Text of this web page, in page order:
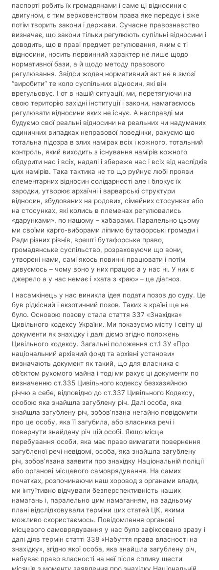
паспорті робить їх громадянами і саме ці відносини є
двигуном, є тим верховенством права яке передує і вже
потім творить закони і держави. Сучасне правознавство
визначає, що закони тільки регулюють супільні відносини і
доводить, що в праві предмет регулювання, яким є ті
відносини, носить первинний характер не лише щодо
нормативної бази, а й щодо методу правового
регулювання. Звідси жоден нормативний акт не в змозі
“виробити” те коло суспільних відносин, які він
врегульовує. І от в нашій ситуації, ми, перетягуючи на
свою територію західні інституції і закони, намагаємось
регулювати відносини яких не існує. А насправді ми
будуємо свої реальні відносини на реальних чи надуманих
одиничних випадках неправової поведінки, рахуємо що
тотальна підозра в злих намірах всіх і кожного, тотальний
контроль, який виходить з існування намірів кожного
обдурити нас і всіх, надалі і збереже нас і всіх від наслідків
цих намірів. Така тактика не то що руйнує любі прояви
елементарних відносин солідарності але і блокує їх
зародки, утворює архаїчні і варварські структури
відносин, збудованих на родових, сімейних стосунках або
на стосунках, які колись в племенах регулювались
«дарунками», по нашому – хабарами. Паралельно цьому
ми своїми карго-виборами ліпимо бутафорські громади і
Ради різних рівнів, врешті бутафорське право,
громадянське суспільство, розраховуючи що вони,
утворені нами, самі якось повинні працювати і потім
дивуємось – чому воно у них працює а у нас ні. У них є
джерело а у нас немає і «хата з краю» – це діагноз.
І насамкінець у нас виникла ідея подати позов до суду. Це
був рідкісний і екзотичний позов. Таких в країні ще не
було. Основою позову стала стаття 337 «Знахідка»
Цивільного кодексу України. Ми показуємо місту і світу ці
документи як знахідку і далі діємо згідно положень
Цивільного кодексу. Загальні положення ст.1 ЗУ «Про
національний архівний фонд та архівні установи»
визначають документ як такий, що для власника є
об’єктом рухомого майна і тоді ми рахує ці документи по
визначенню ст.335 Цивільного кодексу безхазяйною
річчю а себе, відповідно до ст.337 Цивільного Кодексу,
особою яка знайшла загублену річ. Далі особа, яка
знайшла загублену річ, зобов’язана негайно повідомити
про це особу, яка її загубила, або власника речі і
повернути знайдену річ цій особі. Якщо місце
перебування особи, яка має право вимагати повернення
загубленої речі невідомі, особа, яка знайшла загублену
річ, зобов’язана заявити про знахідку Національній поліції
або органові місцевого самоврядування. На самих
початках, розпочинаючи наш хоровод з органами влади,
ми інтуїтивно відчували безперспективність наших
намагань і, паралельно цим намаганням, на задньому
плані відслідковували терміни цих статей ЦК, якими
можливо скористаємось. Повідомлення органові
місцевого самоврядування у нас було зафіксовано зразу і
далі діяв термін статті 338 «Набуття права власності на
знахідку», згідно якої особа, яка знайшла загублену річ,
набуває право власності на неї після спливу шести